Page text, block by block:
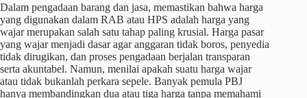
Dalam pengadaan barang dan jasa, memastikan bahwa harga
yang digunakan dalam RAB atau HPS adalah harga yang
wajar merupakan salah satu tahap paling krusial. Harga pasar
yang wajar menjadi dasar agar anggaran tidak boros, penyedia
tidak dirugikan, dan proses pengadaan berjalan transparan
serta akuntabel. Namun, menilai apakah suatu harga wajar
atau tidak bukanlah perkara sepele. Banyak pemula PBJ
hanya membandingkan dua atau tiga harga tanpa memahami